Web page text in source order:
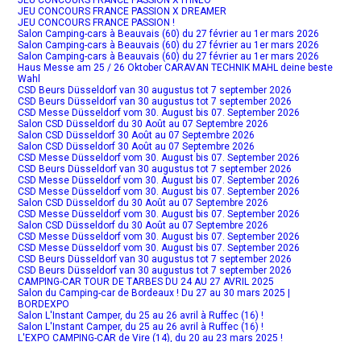
JEU CONCOURS FRANCE PASSION X DREAMER
JEU CONCOURS FRANCE PASSION !
Salon Camping-cars à Beauvais (60) du 27 février au 1er mars 2026
Salon Camping-cars à Beauvais (60) du 27 février au 1er mars 2026
Salon Camping-cars à Beauvais (60) du 27 février au 1er mars 2026
Haus Messe am 25 / 26 Oktober CARAVAN TECHNIK MAHL deine beste
Wahl
CSD Beurs Düsseldorf van 30 augustus tot 7 september 2026
CSD Beurs Düsseldorf van 30 augustus tot 7 september 2026
CSD Messe Düsseldorf vom 30. August bis 07. September 2026
Salon CSD Düsseldorf du 30 Août au 07 Septembre 2026
Salon CSD Düsseldorf 30 Août au 07 Septembre 2026
Salon CSD Düsseldorf 30 Août au 07 Septembre 2026
CSD Messe Düsseldorf vom 30. August bis 07. September 2026
CSD Beurs Düsseldorf van 30 augustus tot 7 september 2026
CSD Messe Düsseldorf vom 30. August bis 07. September 2026
CSD Messe Düsseldorf vom 30. August bis 07. September 2026
Salon CSD Düsseldorf du 30 Août au 07 Septembre 2026
CSD Messe Düsseldorf vom 30. August bis 07. September 2026
Salon CSD Düsseldorf du 30 Août au 07 Septembre 2026
CSD Messe Düsseldorf vom 30. August bis 07. September 2026
CSD Messe Düsseldorf vom 30. August bis 07. September 2026
CSD Beurs Düsseldorf van 30 augustus tot 7 september 2026
CSD Beurs Düsseldorf van 30 augustus tot 7 september 2026
CAMPING-CAR TOUR DE TARBES DU 24 AU 27 AVRIL 2025
Salon du Camping-car de Bordeaux ! Du 27 au 30 mars 2025 |
BORDEXPO
Salon L'Instant Camper, du 25 au 26 avril à Ruffec (16) !
Salon L'Instant Camper, du 25 au 26 avril à Ruffec (16) !
L'EXPO CAMPING-CAR de Vire (14), du 20 au 23 mars 2025 !